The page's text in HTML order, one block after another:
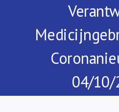
04/10/